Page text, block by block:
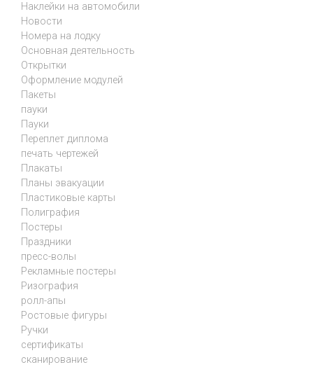
Наклейки на автомобили
Новости
Номера на лодку
Основная деятельность
Открытки
Оформление модулей
Пакеты
пауки
Пауки
Переплет диплома
печать чертежей
Плакаты
Планы эвакуации
Пластиковые карты
Полиграфия
Постеры
Праздники
пресс-волы
Рекламные постеры
Ризография
ролл-апы
Ростовые фигуры
Ручки
сертификаты
сканирование